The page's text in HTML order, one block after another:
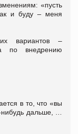
«пусть
и буду – меня
вариантов –
по внедрению
в то, что «вы
дальше, …